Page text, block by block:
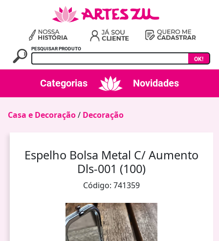
PESQUISAR PRODUTO
OK!
Categorias Novidades
Casa e Decoração/ Decoração
Espelho Bolsa Metal C/ Aumento
Dls-001 (100)
Código: 741359